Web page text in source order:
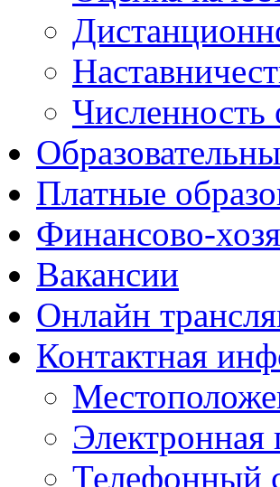
Платные
Финансово-
Вакансии
Онлайн
Контактная
Электронная
Телефонный